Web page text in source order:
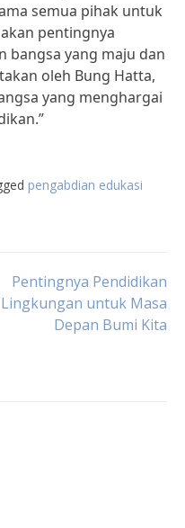
semua pihak untuk
pentingnya
bangsa yang maju dan
oleh Bung Hatta,
yang menghargai
pengabdian edukasi
Pentingnya Pendidikan
Lingkungan untuk Masa
Depan Bumi Kita